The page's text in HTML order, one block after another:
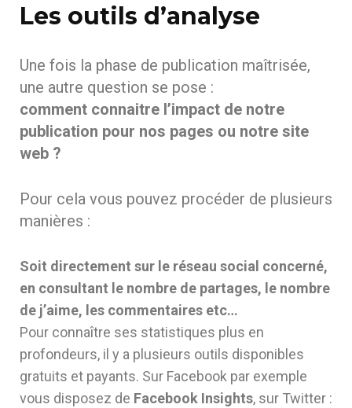
Les outils d’analyse
Une fois la phase de publication maîtrisée,
une autre question se pose :
comment connaitre l’impact de notre
publication pour nos pages ou notre site
web ?
Pour cela vous pouvez procéder de plusieurs
manières :
Soit directement sur le réseau social concerné,
en consultant le nombre de partages, le nombre
de j’aime, les commentaires etc…
Pour connaître ses statistiques plus en
profondeurs, il y a plusieurs outils disponibles
gratuits et payants. Sur Facebook par exemple
vous disposez de Facebook Insights, sur Twitter :